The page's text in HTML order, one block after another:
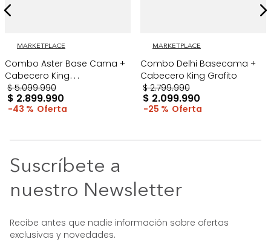
MARKETPLACE
Combo Aster Base Cama +
Cabecero King
Taupe/Madera
$ 5.099.990
$ 2.899.990
43 %
MARKETPLACE
Combo Delhi Basecama +
Cabecero King Grafito
$ 2.799.990
$ 2.099.990
25 %
Suscríbete a
nuestro Newsletter
Recibe antes que nadie información sobre ofertas
exclusivas y novedades.